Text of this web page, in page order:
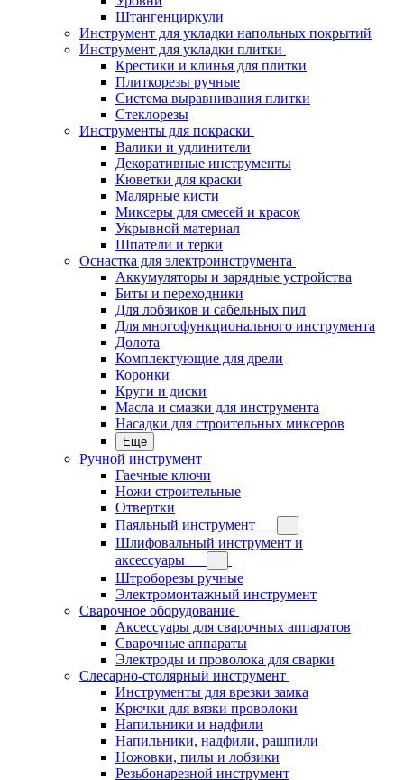
Штангенциркули
Инструмент для укладки напольных покрытий
Инструмент для укладки плитки
Крестики и клинья для плитки
Плиткорезы ручные
Система выравнивания плитки
Стеклорезы
Инструменты для покраски
Валики и удлинители
Декоративные инструменты
Кюветки для краски
Малярные кисти
Миксеры для смесей и красок
Укрывной материал
Шпатели и терки
Оснастка для электроинструмента
Аккумуляторы и зарядные устройства
Биты и переходники
Для лобзиков и сабельных пил
Для многофункционального инструмента
Долота
Комплектующие для дрели
Коронки
Круги и диски
Масла и смазки для инструмента
Насадки для строительных миксеров
Еще
Ручной инструмент
Гаечные ключи
Ножи строительные
Отвертки
Паяльный инструмент
Шлифовальный инструмент и
аксессуары
Штроборезы ручные
Электромонтажный инструмент
Сварочное оборудование
Аксессуары для сварочных аппаратов
Сварочные аппараты
Электроды и проволока для сварки
Слесарно-столярный инструмент
Инструменты для врезки замка
Крючки для вязки проволоки
Напильники и надфили
Напильники, надфили, рашпили
Ножовки, пилы и лобзики
Резьбонарезной инструмент